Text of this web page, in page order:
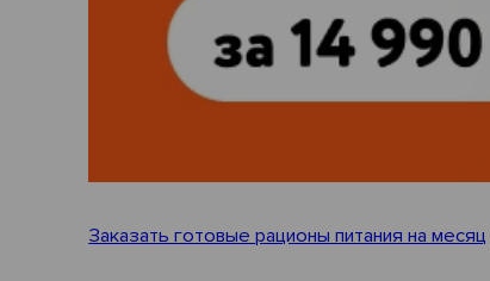
Заказать готовые рационы питания на месяц